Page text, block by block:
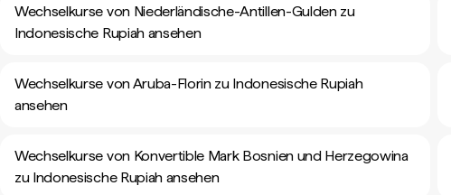
Wechselkurse von Niederländische-Antillen-Gulden zu
Indonesische Rupiah ansehen
Wechselkurse von Aruba-Florin zu Indonesische Rupiah
ansehen
Wechselkurse von Konvertible Mark Bosnien und Herzegowina
zu Indonesische Rupiah ansehen